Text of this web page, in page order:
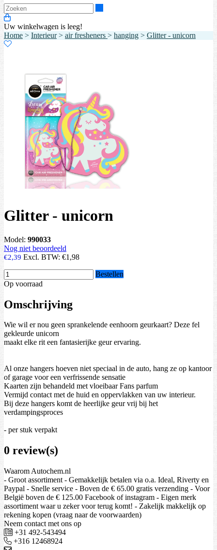
Uw winkelwagen is leeg!
Home > Interieur> air fresheners > hanging > Glitter - unicorn
Glitter - unicorn
Model: 990033
Nog niet beoordeeld
€2,39 Excl. BTW: €1,98
Bestellen
Op voorraad
Omschrijving
Wie wil er nou geen sprankelende eenhoorn geurkaart? Deze fel
gekleurde unicorn
maakt elke rit een fantasierijke geur ervaring.
Al onze hangers hoeven niet speciaal in de auto, hang ze op kantoor
of garage voor een verfrissende sensatie
Kaarten zijn behandeld met vloeibaar Fans parfum
Vermijd contact met de huid en oppervlakken van uw interieur.
Bij deze hangers komt de heerlijke geur vrij bij het
verdampingsproces
- per stuk verpakt
0 review(s)
Waarom Autochem.nl
- Groot assortiment - Gemakkelijk betalen via o.a. Ideal, Riverty en
Paypal - Snelle service - Boven de € 65.00 gratis verzending - Voor
België boven de € 125.00 Facebook of instagram - Eigen merk
assortiment waar u zeker voor terug komt! - Zakelijk makkelijk op
rekening kopen (vraag naar de voorwaarden)
Neem contact met ons op
+31 492-543494
+316 12468924